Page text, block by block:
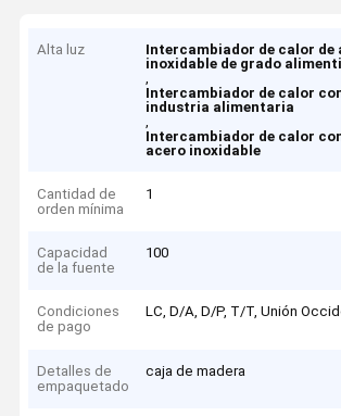
Alta luz
Intercambiador de calor de
inoxidable de grado
,
Intercambiador de calor
industria alimentaria
,
Intercambiador de calor
acero inoxidable
Cantidad de
orden mínima
1
Capacidad
de la fuente
100
Condiciones
de pago
LC, D/A, D/P, T/T, Unión
Detalles de
empaquetado
caja de madera